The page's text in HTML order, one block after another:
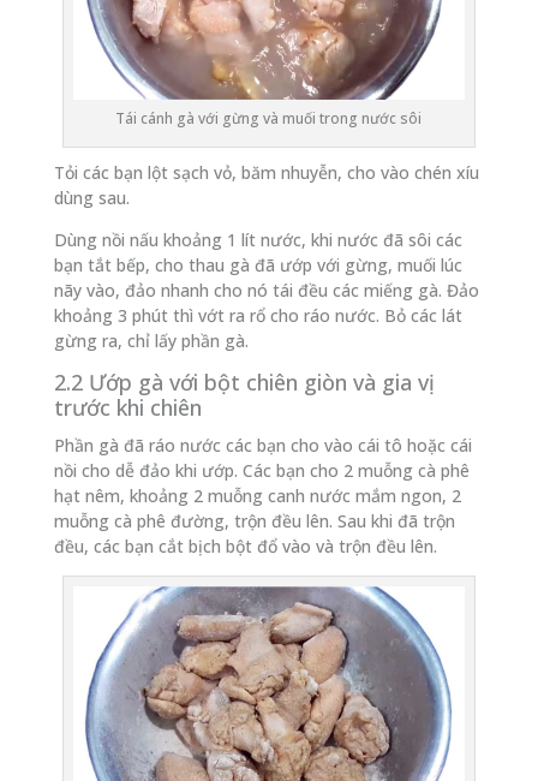
Tái cánh gà với gừng và muối trong nước sôi
Tỏi các bạn lột sạch vỏ, băm nhuyễn, cho vào chén xíu
dùng sau.
Dùng nồi nấu khoảng 1 lít nước, khi nước đã sôi các
bạn tắt bếp, cho thau gà đã ướp với gừng, muối lúc
nãy vào, đảo nhanh cho nó tái đều các miếng gà. Đảo
khoảng 3 phút thì vớt ra rổ cho ráo nước. Bỏ các lát
gừng ra, chỉ lấy phần gà.
2.2 Ướp gà với bột chiên giòn và gia vị
trước khi chiên
Phần gà đã ráo nước các bạn cho vào cái tô hoặc cái
nồi cho dễ đảo khi ướp. Các bạn cho 2 muỗng cà phê
hạt nêm, khoảng 2 muỗng canh nước mắm ngon, 2
muỗng cà phê đường, trộn đều lên. Sau khi đã trộn
đều, các bạn cắt bịch bột đổ vào và trộn đều lên.